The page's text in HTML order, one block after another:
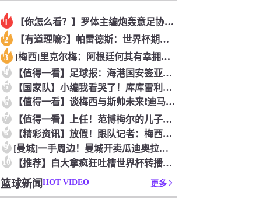
1 【你怎么看？】罗体主编炮轰意足协主席：浪费三十天结果选个自己
2 【有道理嘛?】帕雷德斯：世界杯期间我有轻微骨裂，现在好多了！
3 [梅西]里克尔梅：阿根廷何其有幸拥有老马和梅西； 体力充沛决
4 【值得一看】足球报：海港国安签亚冠外援证明有些想法 海外回流
5 【国家队】小编我看哭了！库库雷利亚谈儿子患自闭症，令人动容
6 【值得一看】谈梅西与斯帅未来❗️迪马利亚：他俩必须焊死，天花
7 【值得一看】上任！范博梅尔的儿子谈父亲成为比利时国家队主教练
8 【精彩资讯】放假！跟队记者：梅西和德保罗放假休息，缺席明日对
9 [曼城]一手周边！曼城开卖瓜迪奥拉办公室用品！
10 【推荐】白大拿疯狂吐槽世界杯转播：你们比我还烂，我甘拜下风！
篮球新闻 HOT VIDEO 更多